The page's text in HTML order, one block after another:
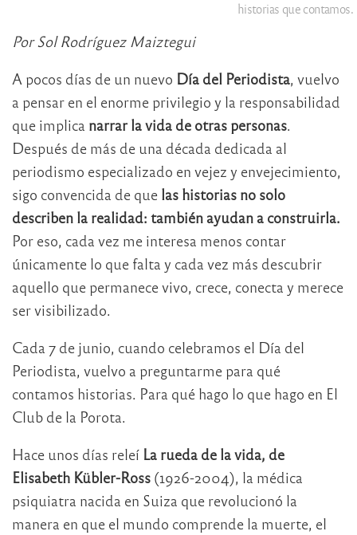
historias que contamos.
Por Sol Rodríguez Maiztegui
A pocos días de un nuevo Día del Periodista, vuelvo
a pensar en el enorme privilegio y la responsabilidad
que implica narrar la vida de otras personas.
Después de más de una década dedicada al
periodismo especializado en vejez y envejecimiento,
sigo convencida de que las historias no solo
describen la realidad: también ayudan a construirla.
Por eso, cada vez me interesa menos contar
únicamente lo que falta y cada vez más descubrir
aquello que permanece vivo, crece, conecta y merece
ser visibilizado.
Cada 7 de junio, cuando celebramos el Día del
Periodista, vuelvo a preguntarme para qué
contamos historias. Para qué hago lo que hago en El
Club de la Porota.
Hace unos días releí La rueda de la vida, de
Elisabeth Kübler-Ross (1926-2004), la médica
psiquiatra nacida en Suiza que revolucionó la
manera en que el mundo comprende la muerte, el